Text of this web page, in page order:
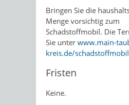
Bringen Sie die
Menge vorsichtig zum
Schadstoffmobil. Die
Sie unter www.main-
kreis.de/schadstoffmobil
Fristen
Keine.